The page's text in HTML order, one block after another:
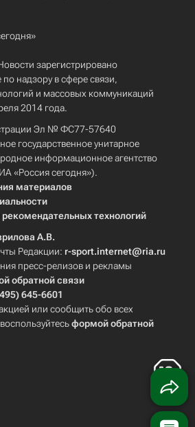
зарегистрировано
надзору в сфере связи,
и массовых коммуникаций
2014 года.
Эл № ФС77-57640
государственное унитарное
информационное агентство
«Россия сегодня»).
материалов
технологий
А.В.
Редакции: r-sport.internet@ria.ru
пресс-релизов и рекламы
обратной связи
645-6601
или сообщить обо всех
формой обратной